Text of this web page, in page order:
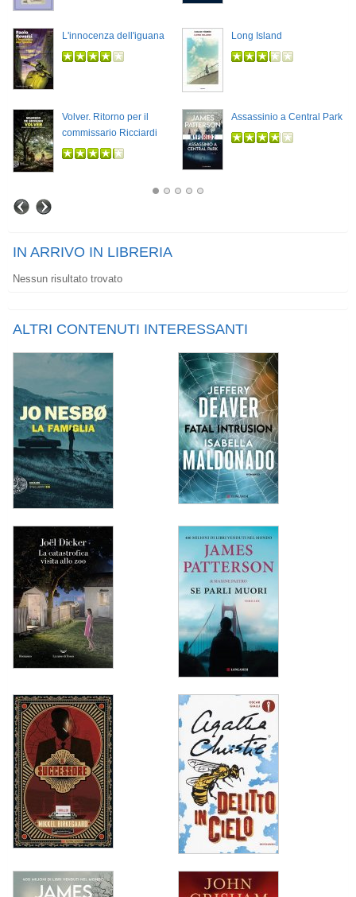
L'innocenza dell'iguana Long Island
Volver. Ritorno per il
commissario Ricciardi
Assassinio a Central Park
IN ARRIVO IN LIBRERIA
Nessun risultato trovato
ALTRI CONTENUTI INTERESSANTI